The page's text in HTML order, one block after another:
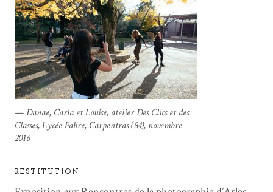
Danae, Carla et Louise, atelier Des Clics et des
Classes, Lycée Fabre, Carpentras (84), novembre
2016
RESTITUTION